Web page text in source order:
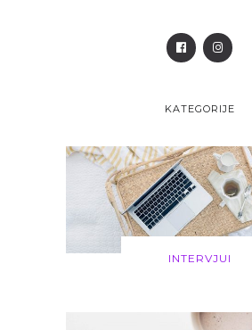
KATEGORIJE
INTERVJUI